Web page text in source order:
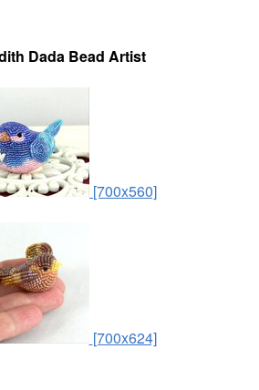
Dada Bead Artist
[700x560]
[700x624]